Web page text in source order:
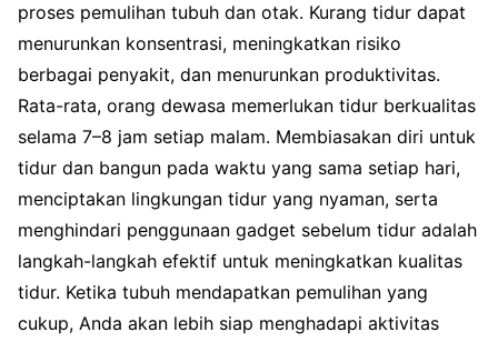
proses pemulihan tubuh dan otak. Kurang tidur dapat
menurunkan konsentrasi, meningkatkan risiko
berbagai penyakit, dan menurunkan produktivitas.
Rata-rata, orang dewasa memerlukan tidur berkualitas
selama 7–8 jam setiap malam. Membiasakan diri untuk
tidur dan bangun pada waktu yang sama setiap hari,
menciptakan lingkungan tidur yang nyaman, serta
menghindari penggunaan gadget sebelum tidur adalah
langkah-langkah efektif untuk meningkatkan kualitas
tidur. Ketika tubuh mendapatkan pemulihan yang
cukup, Anda akan lebih siap menghadapi aktivitas